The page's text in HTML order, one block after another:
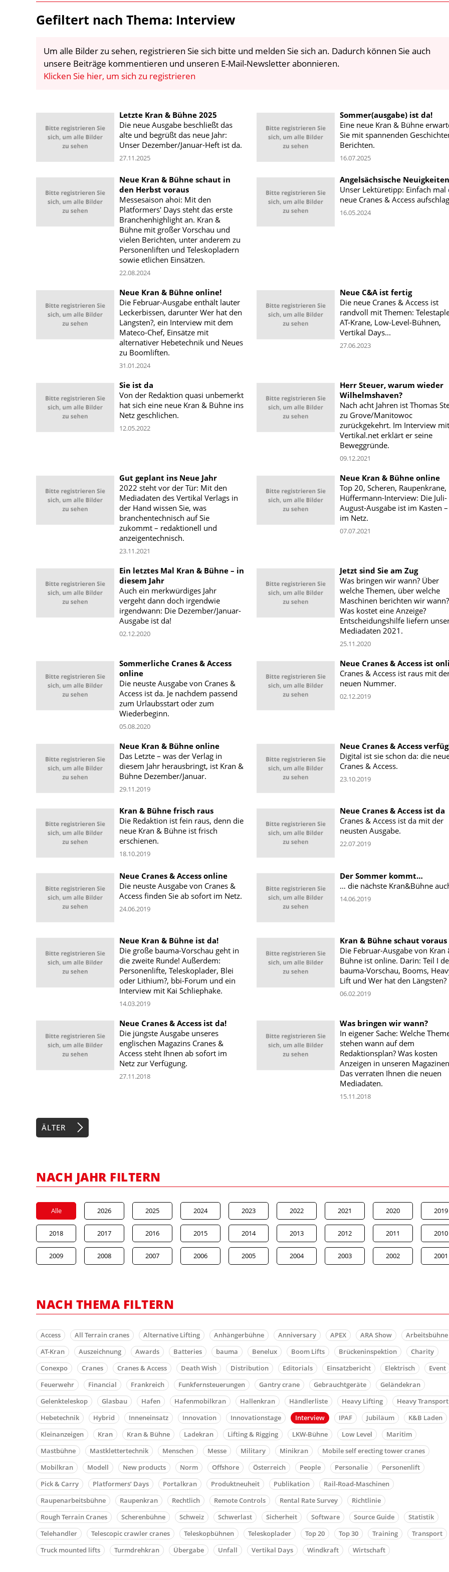
Gefiltert nach Thema: Interview
Um alle Bilder zu sehen, registrieren Sie sich bitte und melden Sie sich an. Dadurch können Sie auch
unsere Beiträge kommentieren und unseren E-Mail-Newsletter abonnieren.
Klicken Sie hier, um sich zu registrieren
Letzte Kran & Bühne 2025
Die neue Ausgabe beschließt das
alte und begrüßt das neue Jahr:
Unser Dezember/Januar-Heft ist da.
27.11.2025
Sommer(ausgabe) ist da!
Eine neue Kran & Bühne
Sie mit spannenden
Berichten.
16.07.2025
Neue Kran & Bühne schaut in
den Herbst voraus
Messesaison ahoi: Mit den
Platformers' Days steht das erste
Branchenhighlight an. Kran &
Bühne mit großer Vorschau und
vielen Berichten, unter anderem zu
Personenliften und Teleskopladern
sowie etlichen Einsätzen.
22.08.2024
Angelsächsische Neuigkeiten
Unser Lektüretipp: Einfach mal
neue Cranes & Access
16.05.2024
Neue Kran & Bühne online!
Die Februar-Ausgabe enthält lauter
Leckerbissen, darunter Wer hat den
Längsten?, ein Interview mit dem
Mateco-Chef, Einsätze mit
alternativer Hebetechnik und Neues
zu Boomliften.
31.01.2024
Neue C&A ist fertig
Die neue Cranes & Access ist
randvoll mit Themen:
AT-Krane, Low-Level-Bühnen,
Vertikal Days...
27.06.2023
Sie ist da
Von der Redaktion quasi unbemerkt
hat sich eine neue Kran & Bühne ins
Netz geschlichen.
12.05.2022
Herr Steuer, warum wieder
Wilhelmshaven?
Nach acht Jahren ist Thomas
zu Grove/Manitowoc
zurückgekehrt. Im Interview mit
Vertikal.net erklärt er seine
Beweggründe.
09.12.2021
Gut geplant ins Neue Jahr
2022 steht vor der Tür: Mit den
Mediadaten des Vertikal Verlags in
der Hand wissen Sie, was
branchentechnisch auf Sie
zukommt – redaktionell und
anzeigentechnisch.
23.11.2021
Neue Kran & Bühne online
Top 20, Scheren, Raupenkrane,
Hüffermann-Interview: Die Juli-
August-Ausgabe ist im Kasten
im Netz.
07.07.2021
Ein letztes Mal Kran & Bühne – in
diesem Jahr
Auch ein merkwürdiges Jahr
vergeht dann doch irgendwie
irgendwann: Die Dezember/Januar-
Ausgabe ist da!
02.12.2020
Jetzt sind Sie am Zug
Was bringen wir wann? Über
welche Themen, über welche
Maschinen berichten wir wann?
Was kostet eine Anzeige?
Entscheidungshilfe liefern
Mediadaten 2021.
25.11.2020
Sommerliche Cranes & Access
online
Die neuste Ausgabe von Cranes &
Access ist da. Je nachdem passend
zum Urlaubsstart oder zum
Wiederbeginn.
05.08.2020
Neue Cranes & Access ist
Cranes & Access ist raus mit
neuen Nummer.
02.12.2019
Neue Kran & Bühne online
Das Letzte – was der Verlag in
diesem Jahr herausbringt, ist Kran &
Bühne Dezember/Januar.
29.11.2019
Neue Cranes & Access
Digital ist sie schon da: die
Cranes & Access.
23.10.2019
Kran & Bühne frisch raus
Die Redaktion ist fein raus, denn die
neue Kran & Bühne ist frisch
erschienen.
18.10.2019
Neue Cranes & Access ist da
Cranes & Access ist da mit der
neusten Ausgabe.
22.07.2019
Neue Cranes & Access online
Die neuste Ausgabe von Cranes &
Access finden Sie ab sofort im Netz.
24.06.2019
Der Sommer kommt…
… die nächste Kran&Bühne
14.06.2019
Neue Kran & Bühne ist da!
Die große bauma-Vorschau geht in
die zweite Runde! Außerdem:
Personenlifte, Teleskoplader, Blei
oder Lithium?, bbi-Forum und ein
Interview mit Kai Schliephake.
14.03.2019
Kran & Bühne schaut voraus
Die Februar-Ausgabe von Kran
Bühne ist online. Darin: Teil I
bauma-Vorschau, Booms,
Lift und Wer hat den Längsten?
06.02.2019
Neue Cranes & Access ist da!
Die jüngste Ausgabe unseres
englischen Magazins Cranes &
Access steht Ihnen ab sofort im
Netz zur Verfügung.
27.11.2018
Was bringen wir wann?
In eigener Sache: Welche
stehen wann auf dem
Redaktionsplan? Was kosten
Anzeigen in unseren
Das verraten Ihnen die neuen
Mediadaten.
15.11.2018
ÄLTER
NACH JAHR FILTERN
Alle 2026 2025 2024 2023 2022 2021 2020 2019
2018 2017 2016 2015 2014 2013 2012 2011 2010
2009 2008 2007 2006 2005 2004 2003 2002 2001
NACH THEMA FILTERN
Access All Terrain cranes Alternative Lifting Anhängerbühne Anniversary APEX ARA Show
Arbeitsbühne
AT-Kran
Auszeichnung Awards Batteries bauma Benelux Boom Lifts Brückeninspektion
Charity
Conexpo
Cranes Cranes & Access Death Wish Distribution Editorials Einsatzbericht Elektrisch
Event
Feuerwehr
Financial Frankreich Funkfernsteuerungen Gantry crane Gebrauchtgeräte
Geländekran
Gelenkteleskop
Glasbau Hafen Hafenmobilkran Hallenkran Händlerliste Heavy Lifting
Heavy Transport
Hebetechnik
Hybrid Inneneinsatz Innovation Innovationstage Interview IPAF Jubiläum
K&B Laden
Kleinanzeigen
Kran Kran & Bühne Ladekran Lifting & Rigging LKW-Bühne Low Level
Maritim
Mastbühne
Mastklettertechnik Menschen Messe Military Minikran
Mobile self erecting tower cranes
Mobilkran
Modell New products Norm Offshore Österreich People Personalie
Personenlift
Pick & Carry
Platformers’ Days Portalkran Produktneuheit Publikation
Rail-Road-Maschinen
Raupenarbeitsbühne
Raupenkran Rechtlich Remote Controls Rental Rate Survey
Richtlinie
Rough Terrain Cranes
Scherenbühne Schweiz Schwerlast Sicherheit Software Source Guide
Statistik
Telehandler
Telescopic crawler cranes Teleskopbühnen Teleskoplader Top 20 Top 30 Training
Transport
Truck mounted lifts
Turmdrehkran Übergabe Unfall Vertikal Days Windkraft Wirtschaft